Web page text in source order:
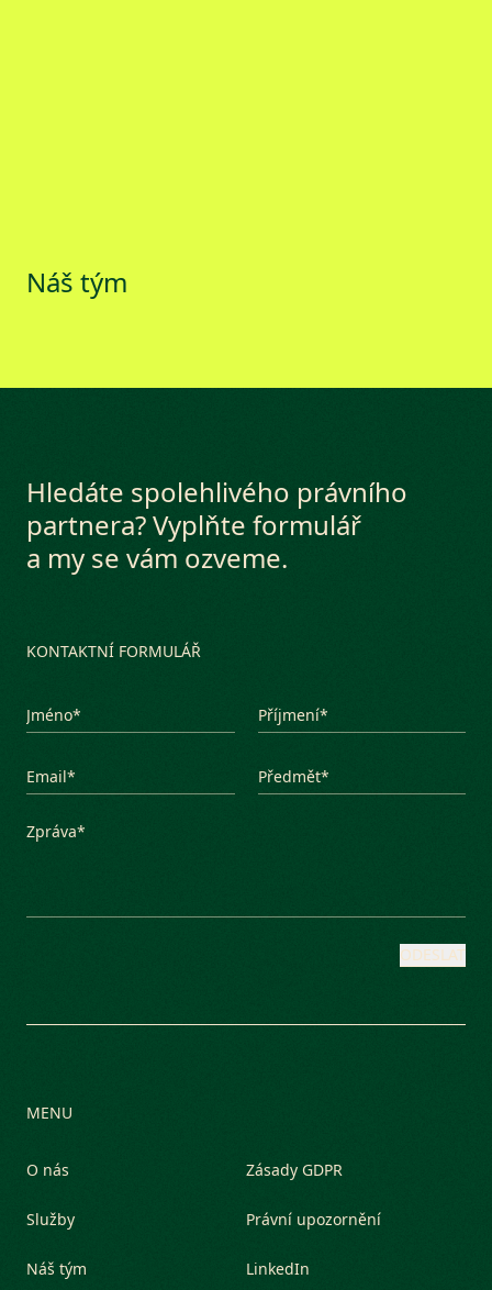
Náš tým
Hledáte spolehlivého právního
partnera? Vyplňte formulář
a my se vám ozveme.
KONTAKTNÍ FORMULÁŘ
ODESLAT
MENU
O nás
Služby
Náš tým
Zásady GDPR
Právní upozornění
LinkedIn